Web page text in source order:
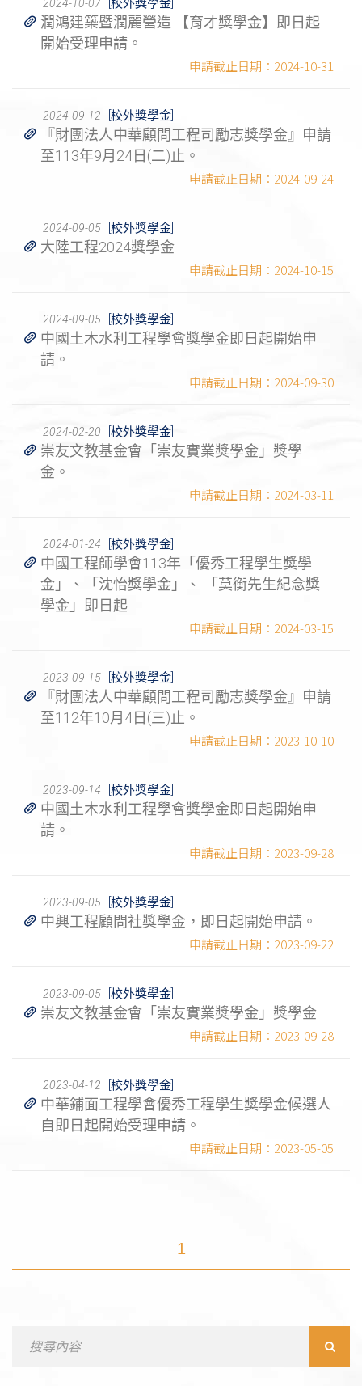
2024-10-07 [校外獎學金]
潤鴻建築暨潤麗營造 【育才獎學金】即日起
開始受理申請。
2024-10-31
2024-09-12 [校外獎學金]
『財團法人中華顧問工程司勵志獎學金』申請
至113年9月24日(二)止。
2024-09-24
2024-09-05 [校外獎學金]
大陸工程2024獎學金
2024-10-15
2024-09-05 [校外獎學金]
中國土木水利工程學會獎學金即日起開始申
請。
2024-09-30
2024-02-20 [校外獎學金]
崇友文教基金會「崇友實業獎學金」獎學
金。
2024-03-11
2024-01-24 [校外獎學金]
中國工程師學會113年「優秀工程學生獎學
金」、「沈怡獎學金」、 「莫衡先生紀念獎
學金」即日起
2024-03-15
2023-09-15 [校外獎學金]
『財團法人中華顧問工程司勵志獎學金』申請
至112年10月4日(三)止。
2023-10-10
2023-09-14 [校外獎學金]
中國土木水利工程學會獎學金即日起開始申
請。
2023-09-28
2023-09-05 [校外獎學金]
中興工程顧問社獎學金，即日起開始申請。
2023-09-22
2023-09-05 [校外獎學金]
崇友文教基金會「崇友實業獎學金」獎學金
2023-09-28
2023-04-12 [校外獎學金]
中華鋪面工程學會優秀工程學生獎學金候選人
自即日起開始受理申請。
2023-05-05
1